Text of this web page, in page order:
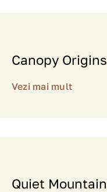
Servicii
Recenzii
Canopy
Vezi mai mult
Quiet